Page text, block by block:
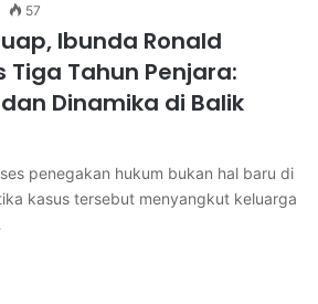
57
Ibunda Ronald
Tiga Tahun Penjara:
Dinamika di Balik
penegakan hukum bukan hal baru di
kasus tersebut menyangkut keluarga